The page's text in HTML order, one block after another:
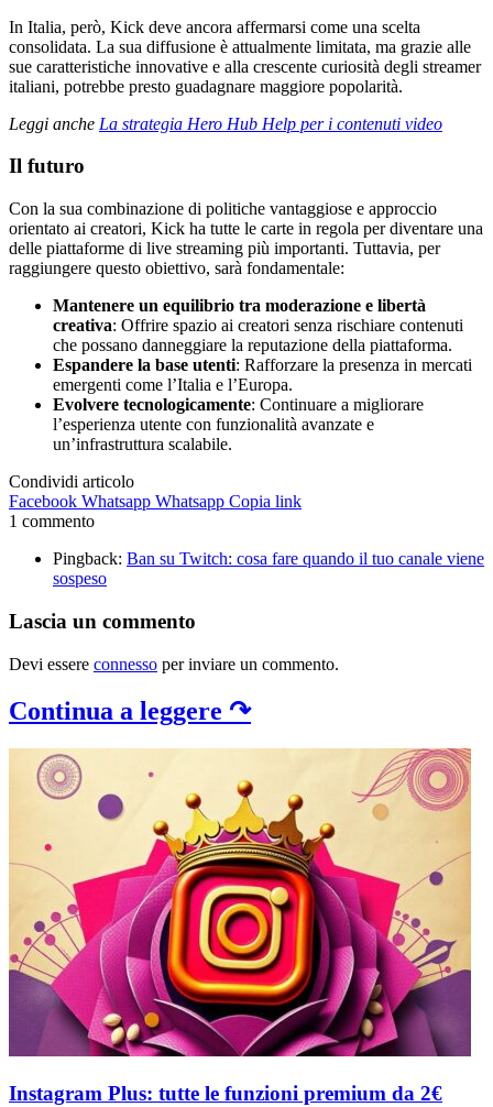
In Italia, però, Kick deve ancora affermarsi come una scelta
consolidata. La sua diffusione è attualmente limitata, ma grazie alle
sue caratteristiche innovative e alla crescente curiosità degli streamer
italiani, potrebbe presto guadagnare maggiore popolarità.
Leggi anche La strategia Hero Hub Help per i contenuti video
Il futuro
Con la sua combinazione di politiche vantaggiose e approccio
orientato ai creatori, Kick ha tutte le carte in regola per diventare una
delle piattaforme di live streaming più importanti. Tuttavia, per
raggiungere questo obiettivo, sarà fondamentale:
Mantenere un equilibrio tra moderazione e libertà
creativa: Offrire spazio ai creatori senza rischiare contenuti
che possano danneggiare la reputazione della piattaforma.
Espandere la base utenti: Rafforzare la presenza in mercati
emergenti come l’Italia e l’Europa.
Evolvere tecnologicamente: Continuare a migliorare
l’esperienza utente con funzionalità avanzate e
un’infrastruttura scalabile.
Condividi articolo
Facebook Whatsapp Whatsapp Copia link
1 commento
Pingback: Ban su Twitch: cosa fare quando il tuo canale viene
sospeso
Lascia un commento
Devi essere connesso per inviare un commento.
Continua a leggere ↷
Instagram Plus: tutte le funzioni premium da 2€